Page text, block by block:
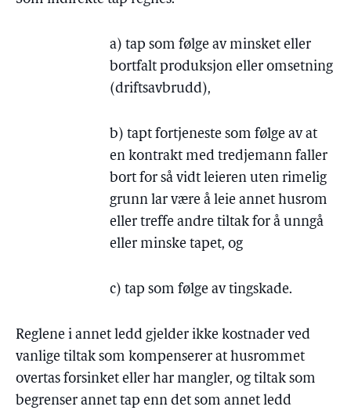
a) tap som følge av minsket eller
bortfalt produksjon eller omsetning
(driftsavbrudd),
b) tapt fortjeneste som følge av at
en kontrakt med tredjemann faller
bort for så vidt leieren uten rimelig
grunn lar være å leie annet husrom
eller treffe andre tiltak for å unngå
eller minske tapet, og
c) tap som følge av tingskade.
Reglene i annet ledd gjelder ikke kostnader ved
vanlige tiltak som kompenserer at husrommet
overtas forsinket eller har mangler, og tiltak som
begrenser annet tap enn det som annet ledd